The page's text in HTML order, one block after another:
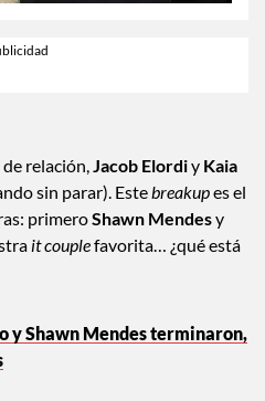
de relación,Jacob ElordiyKaia
sin parar). Estebreakupes el
primeroShawn Mendesy
y Shawn Mendes terminaron,